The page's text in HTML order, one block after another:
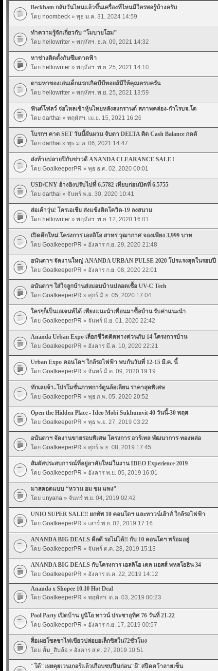
Beckham กลับวันไหนแล้วขึ้นเครื่องที่ไหนมีใครพอรู้บ้างครับ
โดย noombeck » พุธ ม.ค. 31, 2024 14:59
ทำความรู้จักเกี่ยวกับ “โมบายโฮม”
โดย hellowriter » พฤหัสฯ. ธ.ค. 09, 2021 14:32
หาช่างติดตั้งกันซึมดาดฟ้า
โดย hellowriter » พฤหัสฯ. พ.ย. 25, 2021 14:10
ตามหาของเล่นเด็กแรกเกิดบีบีทอยส์มีให้คุณครบครัน
โดย hellowriter » พฤหัสฯ. พ.ย. 25, 2021 13:59
ฟันด์โฟลว์ จ่อไหลเข้าหุ้นไทยหลังสงกรานต์ สภาพคล่อง-กำไรบจ.โต
โดย darthai » พฤหัสฯ. เม.ย. 15, 2021 16:26
โบรกฯ คาด SET วันนี้ผันผวน จับตา DELTA ติด Cash Balance กดดั
โดย darthai » พุธ ม.ค. 06, 2021 14:47
ส่งท้ายปลายปีกับข่าวดี ANANDA CLEARANCE SALE !
โดย GoalkeeperPR » พุธ ธ.ค. 02, 2020 00:01
USD/CNY อ้างอิงปรับไปที่ 6.5782 เทียบก่อนปิดที่ 6.5755
โดย darthai » จันทร์ พ.ย. 30, 2020 10:41
ส่อเค้าวุ่น! โครเอเชีย ส่งแข้งติดโควิด-19 ลงสนาม
โดย hellowriter » พฤหัสฯ. พ.ย. 12, 2020 16:01
เปิดตึกใหม่ โครงการ เอลลิโอ สาทร วุฒากาศ จองเพียง 3,999 บาท
โดย GoalkeeperPR » อังคาร ก.ย. 29, 2020 21:48
อนันดาฯ จัดงานใหญ่ ANANDA URBAN PULSE 2020 โปรแรงสุดในรอบปี
โดย GoalkeeperPR » อังคาร ก.ย. 08, 2020 22:01
อนันดาฯ ใส่ใจลูกบ้านส่งมอบบ้านปลอดเชื้อ UV-C Tech
โดย GoalkeeperPR » ศุกร์ มิ.ย. 05, 2020 17:04
ใครๆก็เป็นเอเจนท์ได้ เพียงแนะนำเพื่อนมาซื้อบ้าน รับค่าแนะนำ
โดย GoalkeeperPR » จันทร์ มิ.ย. 01, 2020 22:42
Ananda Urban Expo เลือกชีวิตติดทางด่วนกับ 14 โครงการบ้าน
โดย GoalkeeperPR » อังคาร มี.ค. 10, 2020 22:21
Urban Expo คอนโดฯ ใกล้รถไฟฟ้า พบกันวันที่ 12-15 มี.ค. นี้
โดย GoalkeeperPR » จันทร์ มี.ค. 09, 2020 19:19
ทักเลยจ้า..โปรโมชั่นภาพการ์ตูนล้อเลียน ราคาสุดพิเศษ
โดย GoalkeeperPR » พุธ ก.พ. 05, 2020 20:52
Open the Hidden Place - Ideo Mobi Sukhumvit 40 วันนี้-30 พฤศ
โดย GoalkeeperPR » พุธ พ.ย. 27, 2019 03:22
อนันดาฯ จัดงานขายรอบพิเศษ โครงการ อาร์เทล พัฒนาการ-ทองหล่อ
โดย GoalkeeperPR » ศุกร์ พ.ย. 08, 2019 17:45
สัมผัสประสบการณ์ที่อยู่อาศัยใหม่ในงาน IDEO Experience 2019
โดย GoalkeeperPR » อังคาร พ.ย. 05, 2019 16:01
มาสคอตแบบ “หวาน อม ขม แพง”
โดย unyana » จันทร์ พ.ย. 04, 2019 02:42
UNIO SUPER SALE!! ยกทัพ 10 คอนโดฯ และทาวน์เฮ้าส์ ใกล้รถไฟฟ้า
โดย GoalkeeperPR » เสาร์ พ.ย. 02, 2019 17:16
ANANDA BIG DEALS ดีลดี รอไม่ได้!! กับ 10 คอนโดฯ พร้อมอยู่
โดย GoalkeeperPR » จันทร์ ต.ค. 28, 2019 15:13
ANANDA BIG DEALS กับโครงการ เอลลิโอ เดล มอสส์ พหลโยธิน 34
โดย GoalkeeperPR » อังคาร ต.ค. 22, 2019 14:12
Ananda x Shopee 10.10 Hot Deal
โดย GoalkeeperPR » พฤหัสฯ. ต.ค. 03, 2019 00:23
Pool Party เปิดบ้าน ยูนิโอ ทาวน์ ประชาอุทิศ 76 วันที่ 21-22
โดย GoalkeeperPR » อังคาร ก.ย. 17, 2019 00:57
สื่อเผยโซลชาไฟเขียวปล่อยอเล็กซิสใน72ชั่วโมง
โดย ตั้ม_สิบล้อ » อังคาร ส.ค. 27, 2019 10:51
"โด้"เผยคุยเวนเกอร์แล้วเกือบซบปืนก่อน"ผี"สปีดคว้าลายเซ็น